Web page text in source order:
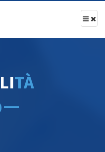
LITÀ